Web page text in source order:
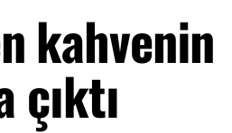
kahvenin